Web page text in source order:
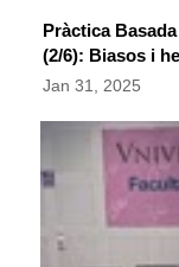
Pràctica
(2/6): Biasos i
Jan 31, 2025